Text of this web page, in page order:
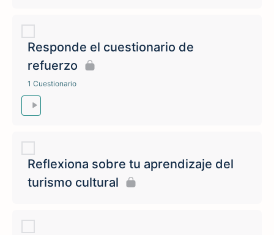
Responde el cuestionario de
refuerzo
1 Cuestionario
Reflexiona sobre tu aprendizaje del
turismo cultural